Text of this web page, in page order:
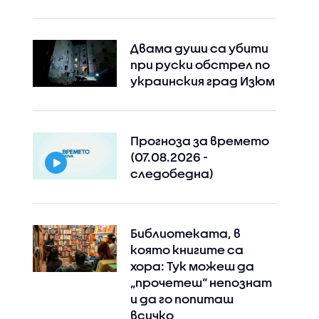
Двама души са убити
при руски обстрeл по
украинския град Изюм
Прогноза за времето
(07.08.2026 -
следобедна)
Библиотеката, в
която книгите са
хора: Тук можеш да
„прочетеш“ непознат
и да го попиташ
всичко